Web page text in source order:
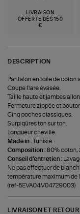
LIVRAISON
OFFERTE DÈS 150
€
DESCRIPTION
Pantalon en toile de coton
Coupe flare évasée.
Taille haute et jambes
Fermeture zippée et
Cinq poches classiques.
Surpiqûres ton sur ton.
Longueur cheville.
Made in :
Tunisie.
Composition :80% coton,
Conseil d'entretien :
Ne pas effectuer de
température maximum de
(ref-5EVA04V04729003)
LIVRAISON ET RETOUR